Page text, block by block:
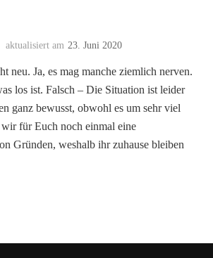
aktualisiert am 23. Juni 2020
neu. Ja, es mag manche ziemlich nerven.
los ist. Falsch – Die Situation ist leider
ganz bewusst, obwohl es um sehr viel
für Euch noch einmal eine
Gründen, weshalb ihr zuhause bleiben